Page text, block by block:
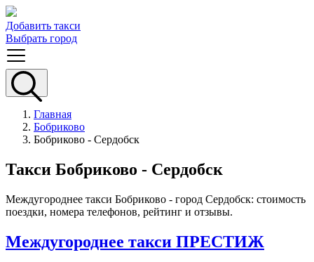
Добавить такси
Выбрать город
Главная
Бобриково
Бобриково - Сердобск
Такси Бобриково - Сердобск
Междугороднее такси Бобриково - город Сердобск: стоимость
поездки, номера телефонов, рейтинг и отзывы.
Междугороднее такси ПРЕСТИЖ